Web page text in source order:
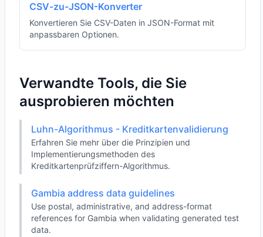
CSV-zu-JSON-Konverter
Konvertieren Sie CSV-Daten in JSON-Format mit
anpassbaren Optionen.
Verwandte Tools, die Sie
ausprobieren möchten
Luhn-Algorithmus - Kreditkartenvalidierung
Erfahren Sie mehr über die Prinzipien und
Implementierungsmethoden des
Kreditkartenprüfziffern-Algorithmus.
Gambia address data guidelines
Use postal, administrative, and address-format
references for Gambia when validating generated test
data.